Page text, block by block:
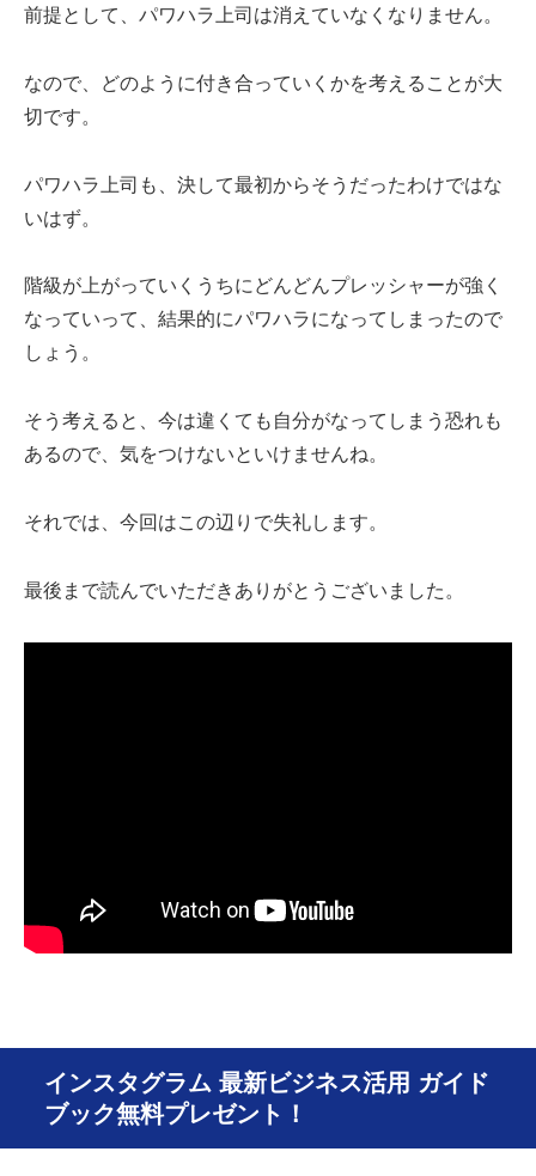
前提として、パワハラ上司は消えていなくなりません。
なので、どのように付き合っていくかを考えることが大
切です。
パワハラ上司も、決して最初からそうだったわけではな
いはず。
階級が上がっていくうちにどんどんプレッシャーが強く
なっていって、結果的にパワハラになってしまったので
しょう。
そう考えると、今は違くても自分がなってしまう恐れも
あるので、気をつけないといけませんね。
それでは、今回はこの辺りで失礼します。
最後まで読んでいただきありがとうございました。
インスタグラム 最新ビジネス活用 ガイド
ブック無料プレゼント！